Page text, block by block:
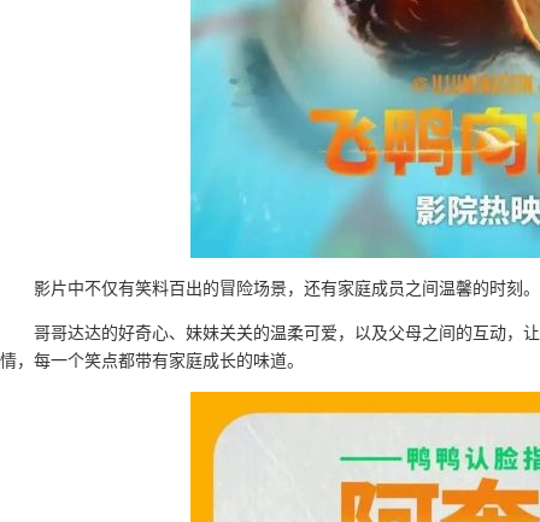
影片中不仅有笑料百出的冒险场景，还有家庭成员之间温馨的时刻。
哥哥达达的好奇心、妹妹关关的温柔可爱，以及父母之间的互动，
情，每一个笑点都带有家庭成长的味道。